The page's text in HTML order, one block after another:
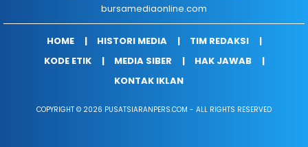
bursamediaonline.com
HOME HISTORI MEDIA
TIM REDAKSI
KODE ETIK
MEDIA SIBER
HAK JAWAB
KONTAK IKLAN
COPYRIGHT © 2026 PUSATSIARANPERS.COM - ALL RIGHTS RESERVED